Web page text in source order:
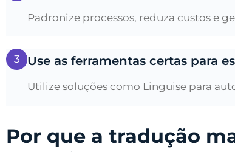
Padronize processos, reduza custos e
3 Use as ferramentas certas para
Utilize soluções como Linguise para
Por que a tradução